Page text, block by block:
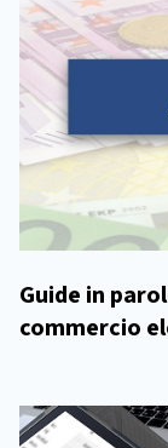
Guide in
commercio